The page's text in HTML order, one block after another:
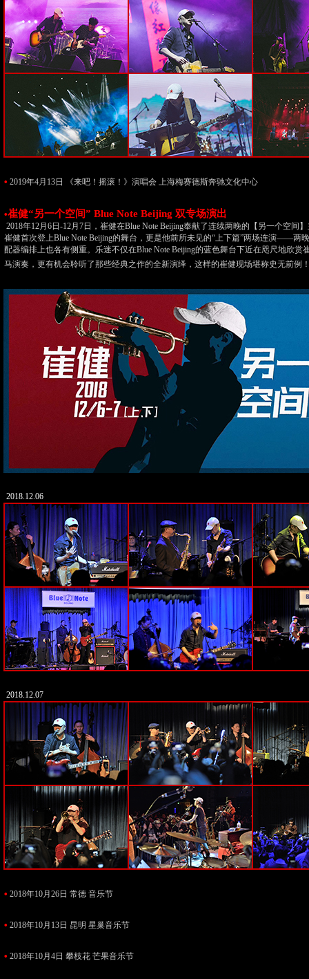
• 2019年4月13日 《来吧！摇滚！》演唱会 上海梅赛德斯奔驰文化中心
•崔健“另一个空间” Blue Note Beijing 双专场演出
2018年12月6日-12月7日，崔健在Blue Note Beijing奉献了连续两晚的【另一个空间
崔健首次登上Blue Note Beijing的舞台，更是他前所未见的“上下篇”两场连演——两
配器编排上也各有侧重。乐迷不仅在Blue Note Beijing的蓝色舞台下近在咫尺地欣赏
马演奏，更有机会聆听了那些经典之作的全新演绎，这样的崔健现场堪称史无前例
2018.12.06
2018.12.07
• 2018年10月26日 常德 音乐节
• 2018年10月13日 昆明 星巢音乐节
• 2018年10月4日 攀枝花 芒果音乐节